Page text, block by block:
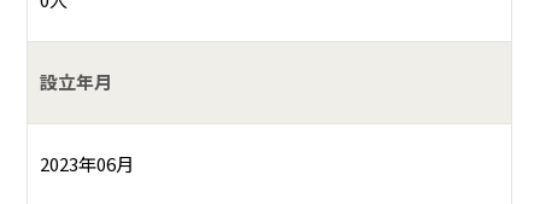
設立年月
2023年06月